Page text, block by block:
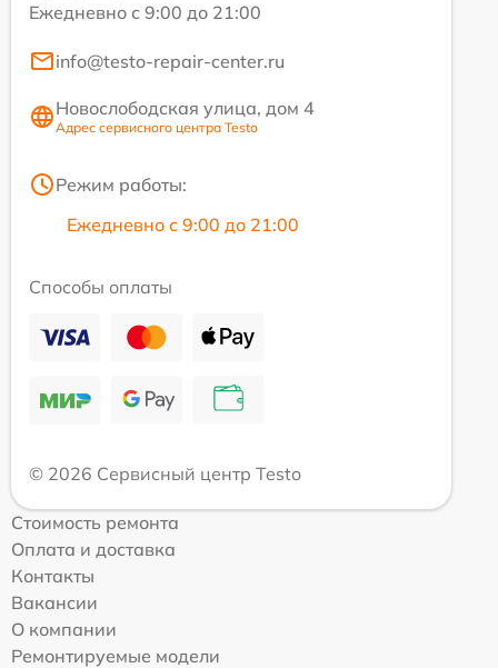
Ежедневно с 9:00 до 21:00
info@testo-repair-center.ru
Новослободская улица, дом 4
Адрес сервисного центра Testo
Режим работы:
Ежедневно с 9:00 до 21:00
Способы оплаты
© 2026 Сервисный центр Testo
Стоимость ремонта
Оплата и доставка
Контакты
Вакансии
О компании
Ремонтируемые модели